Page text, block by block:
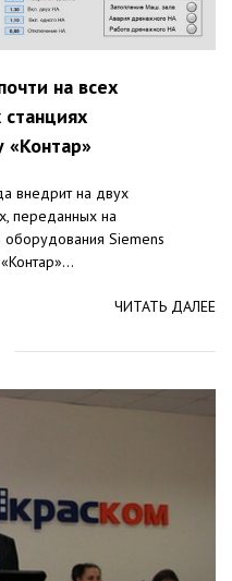
на всех
«Контар»
внедрит на двух
переданных на
оборудования Siemens
ЧИТАТЬ ДАЛЕЕ